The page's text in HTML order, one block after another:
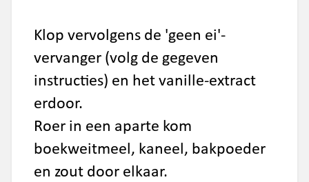
Klop vervolgens de 'geen ei'-
vervanger (volg de gegeven
instructies) en het vanille-extract
erdoor.
Roer in een aparte kom
boekweitmeel, kaneel, bakpoeder
en zout door elkaar.